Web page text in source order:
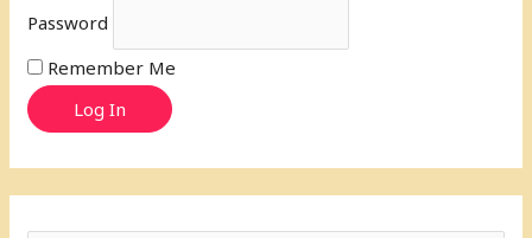
Password
Remember Me
Log In